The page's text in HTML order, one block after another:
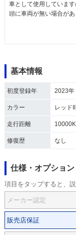
車として使用していま
頭に車両が無い場合が
基本情報
初度登録年 2023年
カラー レッドII
走行距離
修復歴 なし
仕様・オプショ
項目をタップすると、
メーカー認定
販売店保証